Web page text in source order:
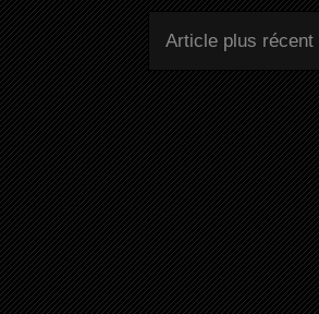
Article plus récent